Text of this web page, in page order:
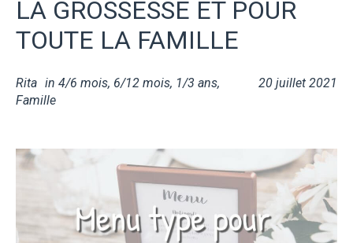
LA GROSSESSE ET POUR
TOUTE LA FAMILLE
20 juillet 2021
Rita in 4/6 mois, 6/12 mois, 1/3 ans,
Famille